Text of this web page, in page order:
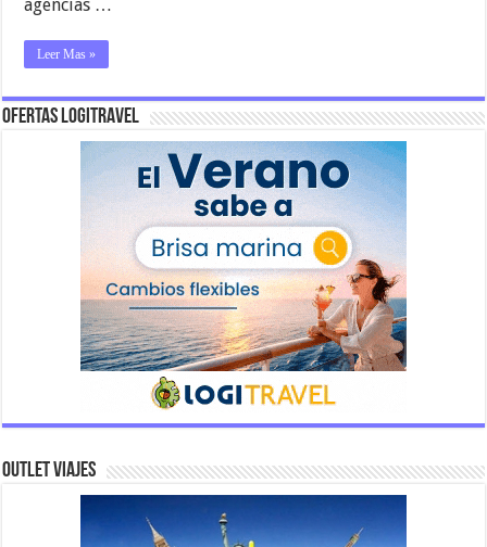
agencias …
Leer Mas »
Ofertas Logitravel
Outlet Viajes